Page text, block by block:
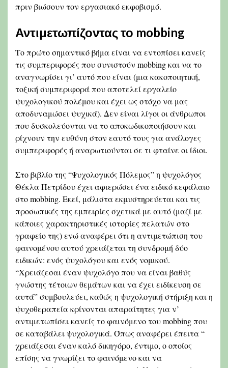
πριν βιώσουν τον εργασιακό εκφοβισμό.
Αντιμετωπίζοντας το mobbing
Το πρώτο σημαντικό βήμα είναι να εντοπίσει κανείς
τις συμπεριφορές που συνιστούν mobbing και να το
αναγνωρίσει γι’ αυτό που είναι (μια κακοποιητική,
τοξική συμπεριφορά που αποτελεί εργαλείο
ψυχολογικού πολέμου και έχει ως στόχο να μας
αποδυναμώσει ψυχικά). Δεν είναι λίγοι οι άνθρωποι
που δυσκολεύονται να το αποκωδικοποιήσουν και
ρίχνουν την ευθύνη στον εαυτό τους για ανάλογες
συμπεριφορές ή αναρωτιούνται σε τι φταίνε οι ίδιοι.
Στο βιβλίο της “Ψυχολογικός Πόλεμος” η ψυχολόγος
Θέκλα Πετρίδου έχει αφιερώσει ένα ειδικό κεφάλαιο
στο mobbing. Εκεί, μάλιστα εκμυστηρεύεται και τις
προσωπικές της εμπειρίες σχετικά με αυτό (μαζί με
κάποιες χαρακτηριστικές ιστορίες πελατών στο
γραφείο της) ενώ αναφέρει ότι η αντιμετώπιση του
φαινομένου αυτού χρειάζεται τη συνδρομή δύο
ειδικών: ενός ψυχολόγου και ενός νομικού.
“Χρειάζεσαι έναν ψυχολόγο που να είναι βαθύς
γνώστης τέτοιων θεμάτων και να έχει ειδίκευση σε
αυτά” συμβουλεύει, καθώς η ψυχολογική στήριξη και η
ψυχοθεραπεία κρίνονται απαραίτητες για ν’
αντιμετωπίσει κανείς το φαινόμενο του mobbing που
σε καταβάλει ψυχολογικά. Όπως αναφέρει έπειτα “
χρειάζεσαι έναν καλό δικηγόρο, έντιμο, ο οποίος
επίσης να γνωρίζει το φαινόμενο και να